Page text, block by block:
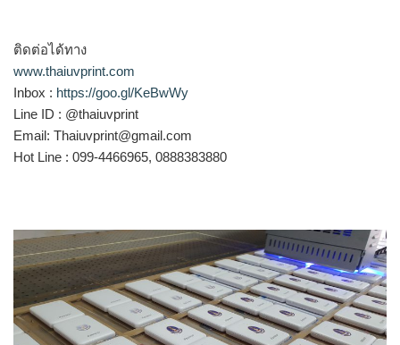
ติดต่อได้ทาง
www.thaiuvprint.com
Inbox : https://goo.gl/KeBwWy
Line ID : @thaiuvprint
Email: Thaiuvprint@gmail.com
Hot Line : 099-4466965, 0888383880